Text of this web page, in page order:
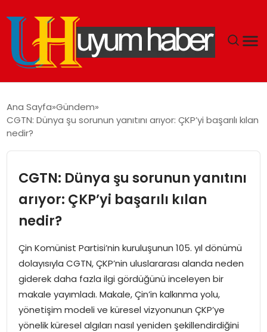
EKONOMI
SPOR
TEKNOLOJI
SAĞLIK
MAGAZIN
Ana Sayfa Gündem
CGTN: Dünya şu sorunun yanıtını arıyor: ÇKP’yi başarılı kılan
nedir?
CGTN: Dünya şu sorunun yanıtını
arıyor: ÇKP’yi başarılı kılan
nedir?
Çin Komünist Partisi’nin kuruluşunun 105. yıl dönümü
dolayısıyla CGTN, ÇKP’nin uluslararası alanda neden
giderek daha fazla ilgi gördüğünü inceleyen bir
makale yayımladı. Makale, Çin’in kalkınma yolu,
yönetişim modeli ve küresel vizyonunun ÇKP’ye
yönelik küresel algıları nasıl yeniden şekillendirdiğini